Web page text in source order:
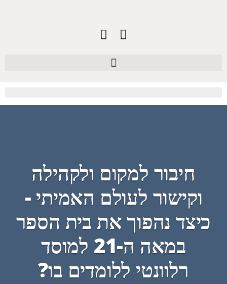
חיבור למקום ולקהילה
וקישור לעולם האמיתי -
כיצד נהפוך את בית הספר
במאה ה-21 למוסד
רלוונטי ללומדים בו?